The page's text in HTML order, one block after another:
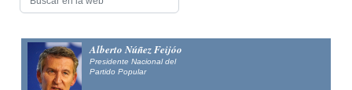
Alberto Núñez Feijóo
Presidente Nacional del
Partido Popular